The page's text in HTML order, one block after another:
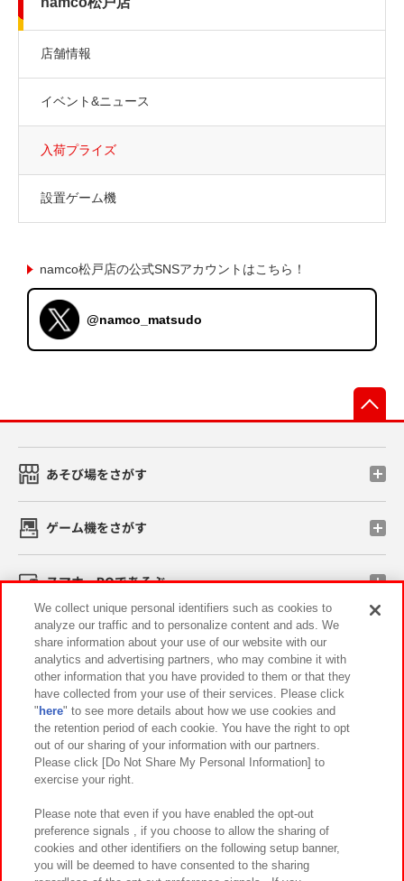
店舗情報
イベント&ニュース
入荷プライズ
設置ゲーム機
namco松戸店の公式SNSアカウントはこちら！
@namco_matsudo
あそび場をさがす
ゲーム機をさがす
スマホ・PCであそぶ
イベント・キャンペーン
関連会社 サステナビリティ サイトポリシー
プライバシーポリシー ウェブアクセシビリティ方針と検証結果
お取引先さまとともに
カスタマーハラスメント対応方針 よくあるご質問・お問い合わせ
We collect unique personal identifiers such as cookies to
analyze our traffic and to personalize content and ads. We
share information about your use of our website with our
analytics and advertising partners, who may combine it with
other information that you have provided to them or that they
have collected from your use of their services. Please click
" here" to see more details about how we use cookies and
the retention period of each cookie. You have the right to opt
out of our sharing of your information with our partners.
Please click [Do Not Share My Personal Information] to
exercise your right.
Please note that even if you have enabled the opt-out
preference signals , if you choose to allow the sharing of
cookies and other identifiers on the following setup banner,
you will be deemed to have consented to the sharing